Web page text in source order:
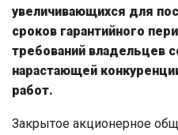
увеличивающихся для
сроков гарантийного
требований владельцев
нарастающей
работ.
Закрытое акционерное